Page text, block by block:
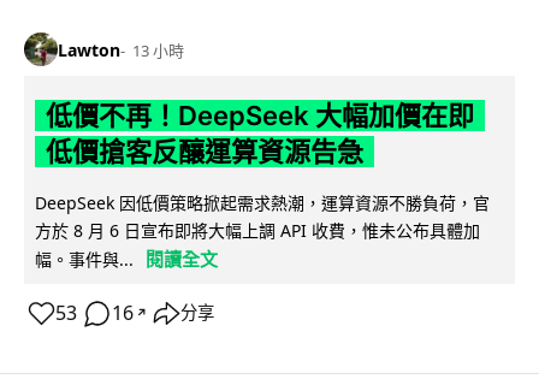
Lawton 13 小時
低價不再！DeepSeek 大幅加價在即
低價搶客反釀運算資源告急
DeepSeek 因低價策略掀起需求熱潮，運算資源不勝負荷，官
方於 8 月 6 日宣布即將大幅上調 API 收費，惟未公布具體加
幅。事件與...
閱讀全文
53 16 ↗ 分享